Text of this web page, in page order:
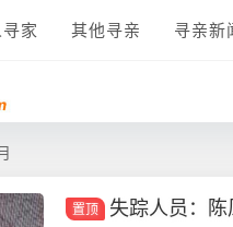
家 其他寻亲 寻亲新
置顶 失踪人员：陈